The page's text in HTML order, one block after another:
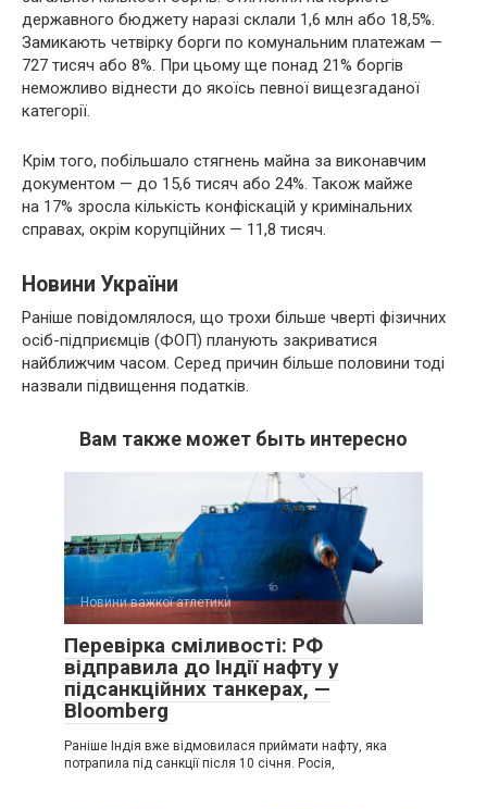
державного бюджету наразі склали 1,6 млн або 18,5%.
Замикають четвірку борги по комунальним платежам —
727 тисяч або 8%. При цьому ще понад 21% боргів
неможливо віднести до якоїсь певної вищезгаданої
категорії.
Крім того, побільшало стягнень майна за виконавчим
документом — до 15,6 тисяч або 24%. Також майже
на 17% зросла кількість конфіскацій у кримінальних
справах, окрім корупційних — 11,8 тисяч.
Новини України
Раніше повідомлялося, що трохи більше чверті фізичних
осіб-підприємців (ФОП) планують закриватися
найближчим часом. Серед причин більше половини тоді
назвали підвищення податків.
Вам также может быть интересно
Новини важкої атлетики
Перевірка сміливості: РФ
відправила до Індії нафту у
підсанкційних танкерах, —
Bloomberg
Раніше Індія вже відмовилася приймати нафту, яка
потрапила під санкції після 10 січня. Росія,